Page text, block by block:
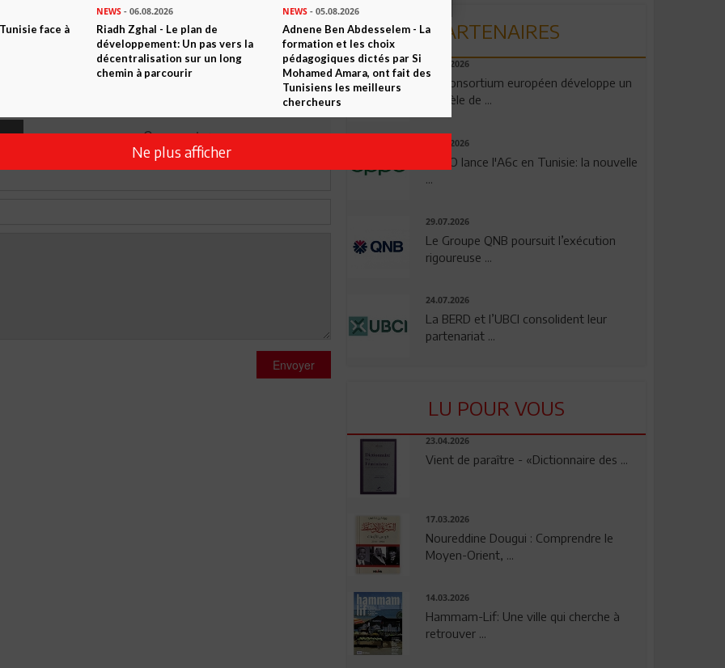
CET ARTICLE
Commentaires
Commenter
Envoyer
PARTENAIRES
06.08.2026
Un consortium européen développe un
modèle de ...
04.08.2026
OPPO lance l'A6c en Tunisie: la nouvelle
...
29.07.2026
Le Groupe QNB poursuit l’exécution
rigoureuse ...
24.07.2026
La BERD et l’UBCI consolident leur
partenariat ...
LU POUR VOUS
23.04.2026
Vient de paraître - «Dictionnaire des ...
17.03.2026
Noureddine Dougui : Comprendre le
Moyen-Orient, ...
14.03.2026
Hammam-Lif: Une ville qui cherche à
retrouver ...
face à
NEWS - 06.08.2026
Riadh Zghal - Le plan de
développement: Un pas vers la
décentralisation sur un long
chemin à parcourir
NEWS- 05.08.2026
Adnene Ben Abdesselem - La
formation et les choix
pédagogiques dictés par Si
Mohamed Amara, ont fait des
Tunisiens les meilleurs
chercheurs
Ne plus afficher